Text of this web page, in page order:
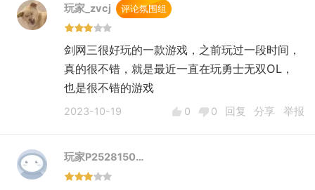
玩家_zvcj 评论氛围组
剑网三很好玩的一款游戏，之前玩过一段时间，
真的很不错，就是最近一直在玩勇士无双OL，
也是很不错的游戏
2023-10-19 0 0 回复 分享 举报
玩家P2528150…